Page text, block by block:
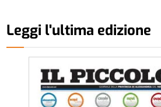
Leggi l'ultima edizione